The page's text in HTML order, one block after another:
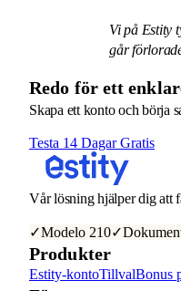
Vi på Estity
går
Redo för ett
Skapa ett konto och börja
Testa 14 Dagar Gratis
Vår lösning hjälper dig att
✓Modelo 210✓
Produkter
Estity-kontoTillvalBonus